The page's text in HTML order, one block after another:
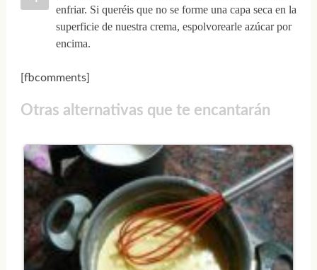
enfriar. Si queréis que no se forme una capa seca en la
superficie de nuestra crema, espolvorearle azúcar por
encima.
[fbcomments]
Otras alternativas que te encantarán